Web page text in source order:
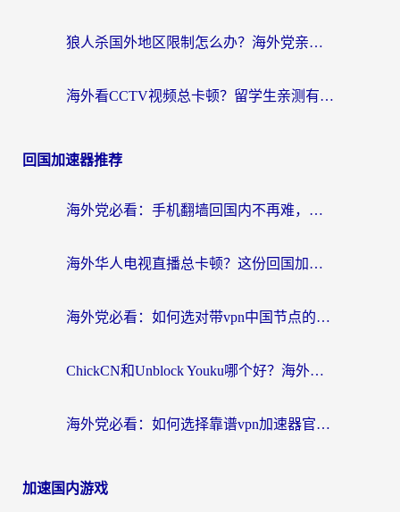
狼人杀国外地区限制怎么办？海外党亲测有效的全场景回国加速指南
海外看CCTV视频总卡顿？留学生亲测有效的回国加速器选择指南
回国加速器推荐
海外党必看：手机翻墙回国内不再难，一篇搞定无缝访问国内资源指南
海外华人电视直播总卡顿？这份回国加速器选择指南帮你无缝看国内资源
海外党必看：如何选对带vpn中国节点的加速器？无缝访问国内资源全攻略
ChickCN和Unblock Youku哪个好？海外党亲测4款热门回国加速器，附避坑指南
海外党必看：如何选择靠谱vpn加速器官网？轻松解决国内APP地区限制
加速国内游戏